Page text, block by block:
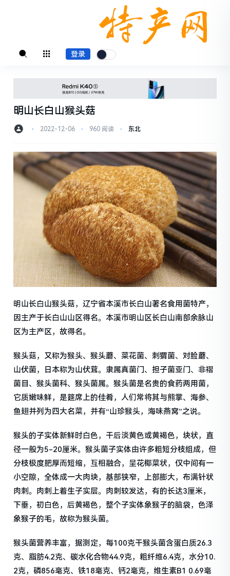
登录
明山长白山猴头菇
⋅ 2022-12-06 ⋅ 960 阅读 ⋅ 东北
明山长白山猴头菇，辽宁省本溪市长白山著名食用菌特产，
因主产于长白山山区得名。本溪市明山区长白山南部余脉山
区为主产区，故得名。
猴头菇，又称为猴头、猴头蘑、菜花菌、刺猬菌、对脸蘑、
山伏菌，日本称为山伏茸。隶属真菌门、担子菌亚门、非褶
菌目、猴头菌科、猴头菌属。猴头菌是名贵的食药两用菌，
它质嫩味鲜，是筵席上的佳肴，人们常将其与熊掌、海参、
鱼翅并列为四大名菜，并有“山珍猴头，海味燕窝”之说。
猴头的子实体新鲜时白色，干后淡黄色或黄褐色，块状，直
径一般为5-20厘米。猴头菌子实体由许多粗短分枝组成，但
分枝极度肥厚而短缩，互相融合，呈花椰菜状，仅中间有一
小空隙，全体成一大肉块，基部狭窄，上部膨大，布满针状
肉刺。肉刺上着生子实层。肉刺较发达，有的长达3厘米，
下垂，初白色，后黄褐色，整个子实体象猴子的脑袋，色泽
象猴子的毛，故称为猴头菌。
猴头菌营养丰富，据测定，每100克干猴头菌含蛋白质26.3
克、脂肪4.2克、碳水化合物44.9克，粗纤维6.4克，水分10.
2克，磷856毫克、铁18毫克、钙2毫克，维生素B1 0.69毫